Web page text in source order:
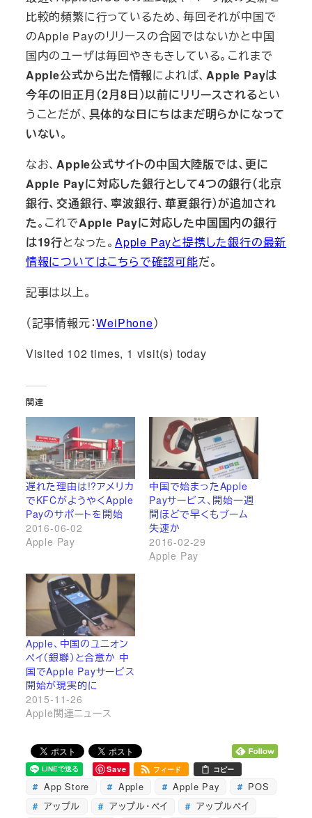
比較的頻繁に行っているため、毎回それが中国で
のApple Payのリリースの合図ではないかと中国
国内のユーザは毎回やきもきしている。これまで
Apple公式から出た情報によれば、 Apple Payは
今年の旧正月（2月8日）以前にリリースされるとい
うことだが、 具体的な日にちはまだ明らかになって
いない。
なお、 Apple公式サイトの中国大陸版では、更に
Apple Payに対応した銀行として4つの銀行（北京
銀行、交通銀行、寧波銀行、華夏銀行）が追加され
た。これでApple Payに対応した中国国内の銀行
は19行となった。 Apple Payと提携した銀行の最新
情報についてはこちらで確認可能だ。
記事は以上。
（記事情報元：WeiPhone）
Visited 102 times, 1 visit(s) today
関連
遅れた理由は!?アメリカ
でKFCがようやくApple
Payのサポートを開始
2016-06-02
Apple Pay
中国で始まったApple
Payサービス、開始一週
間ほどで早くもブーム
失速か
2016-02-29
Apple Pay
Apple、中国のユニオン
ペイ（銀聯）と合意か 中
国でApple Payサービス
開始が現実的に
2015-11-26
Apple関連ニュース
Save フィード コピー
App Store Apple Apple Pay
POS
アップル
アップル・ペイ アップルペイ